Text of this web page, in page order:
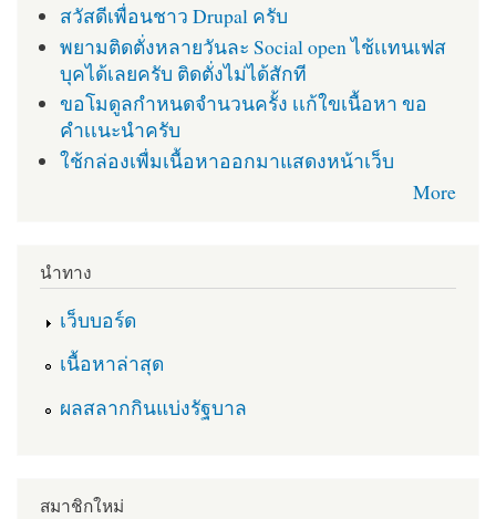
สวัสดีเพื่อนชาว Drupal ครับ
พยามติดตั่งหลายวันละ Social open ไช้เเทนเฟส
บุคได้เลยครับ ติดตั่งไม่ได้สักที
ขอโมดูลกำหนดจำนวนครั้ง เเก้ใขเนื้อหา ขอ
คำเเนะนำครับ
ใช้กล่องเพื่มเนื้อหาออกมาแสดงหน้าเว็บ
More
นำทาง
เว็บบอร์ด
เนื้อหาล่าสุด
ผลสลากกินแบ่งรัฐบาล
สมาชิกใหม่